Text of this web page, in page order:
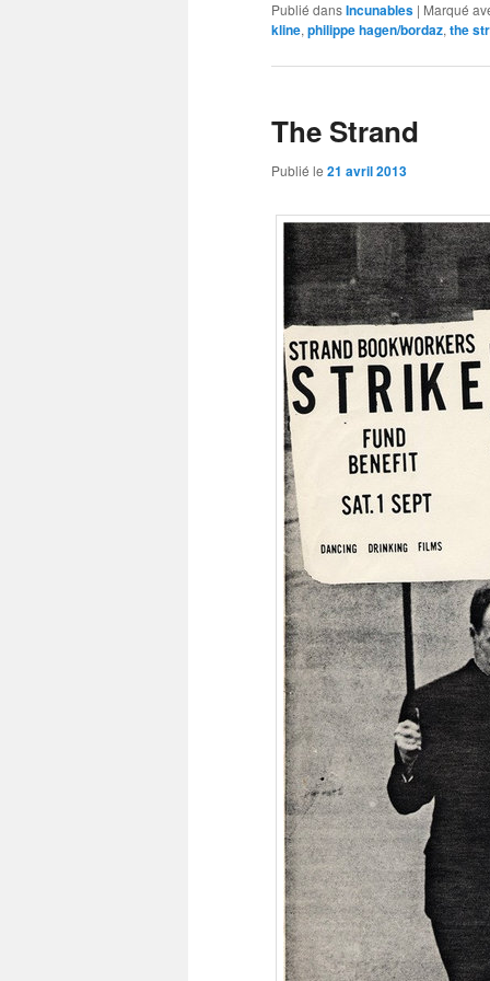
lien
par
e-
à
nouvelle
fenêtre)
une
nouvelle
fenêtre)
dans
une
fenêtre)
Publié dansIncunables | Marqué
kline, philippe hagen/bordaz, the
The Strand
Publié le 21 avril 2013